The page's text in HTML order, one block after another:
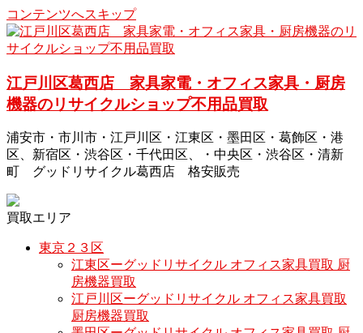
コンテンツへスキップ
江戸川区葛西店 家具家電・オフィス家具・厨房
機器のリサイクルショップ不用品買取
浦安市・市川市・江戸川区・江東区・墨田区・葛飾区・港
区、新宿区・渋谷区・千代田区、・中央区・渋谷区・清新
町 グッドリサイクル葛西店 格安販売
買取エリア
東京２３区
江東区ーグッドリサイクル オフィス家具買取 厨
房機器買取
江戸川区ーグッドリサイクル オフィス家具買取
厨房機器買取